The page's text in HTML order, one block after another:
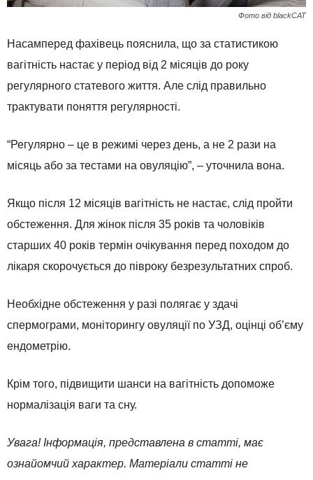
Фото від blackCAT
Насамперед фахівець пояснила, що за статистикою
вагітність настає у період від 2 місяців до року
регулярного статевого життя. Але слід правильно
трактувати поняття регулярності.
“Регулярно – це в режимі через день, а не 2 рази на
місяць або за тестами на овуляцію”, – уточнила вона.
Якщо після 12 місяців вагітність не настає, слід пройти
обстеження. Для жінок після 35 років та чоловіків
старших 40 років термін очікування перед походом до
лікаря скорочується до півроку безрезультатних спроб.
Необхідне обстеження у разі полягає у здачі
спермограми, моніторингу овуляції по УЗД, оцінці об’єму
ендометрію.
Крім того, підвищити шанси на вагітність допоможе
нормалізація ваги та сну.
Увага! Інформація, представлена в статті, має
ознайомчий характер. Матеріали статті не